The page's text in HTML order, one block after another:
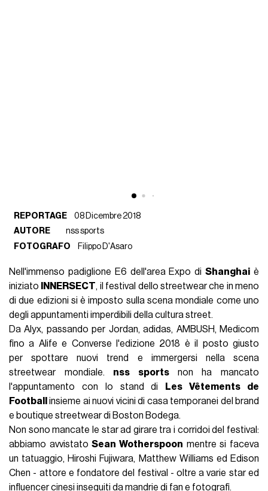
REPORTAGE
08 Dicembre 2018
AUTORE
nss sports
FOTOGRAFO
Filippo D'Asaro
Nell'immenso padiglione E6 dell'area Expo diShanghai è
iniziato
INNERSECT, il festival dello streetwear che in meno
di due edizioni si è imposto sulla scena mondiale come uno
degli appuntamenti imperdibili della cultura street.
Da Alyx, passando per Jordan, adidas, AMBUSH, Medicom
fino a Alife e Converse l'edizione 2018 è il posto giusto
per spottare nuovi trend e immergersi nella scena
streetwear mondiale. nss sportsnon ha mancato
l'appuntamento con lo stand di
Les Vêtements de
Football
insieme ai nuovi vicini di casa temporanei del brand
e boutique streetwear di Boston Bodega.
Non sono mancate le star ad girare tra i corridoi del festival:
abbiamo avvistatoSean Wotherspoon mentre si faceva
un tatuaggio, Hiroshi Fujiwara, Matthew Williams ed Edison
Chen - attore e fondatore del festival - oltre a varie star ed
influencer cinesi inseguiti da mandrie di fan e fotografi.